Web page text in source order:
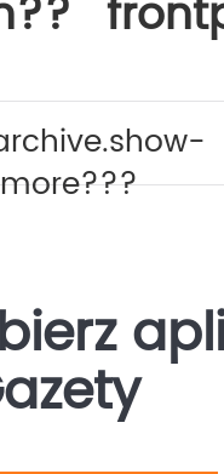
more???